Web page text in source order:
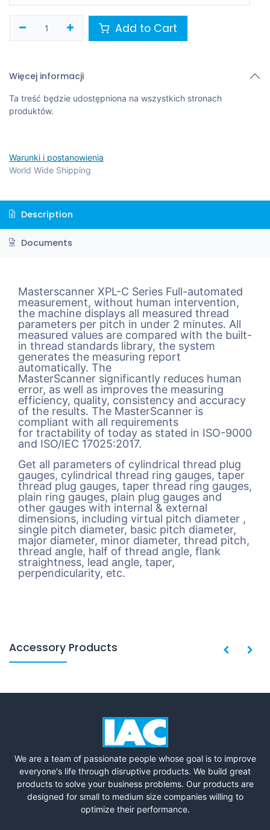
Add to Cart
Więcej informacji
Ta treść będzie udostępniona na wszystkich stronach
produktów.
Warunki i postanowienia
World Wide Shipping
Description
Documents
Masterscanner XPL-C Series Full-automated
measurement, without human intervention,
the machine displays all measured thread
parameters per pitch in under 2 minutes. All
measured values are compared with the built-
in thread standards library, the system
generates the measuring report
automatically. The
MasterScanner significantly reduces human
error, as well as improves the measuring
efficiency, quality, consistency and accuracy
of the results. The MasterScanner is
compliant with all requirements
for tractability of today as stated in ISO-9000
and ISO/IEC 17025:2017.
Get all parameters of cylindrical thread plug
gauges, cylindrical thread ring gauges, taper
thread plug gauges, taper thread ring gauges,
plain ring gauges, plain plug gauges and
other gauges with internal & external
dimensions, including virtual pitch diameter ,
single pitch diameter, basic pitch diameter,
major diameter, minor diameter, thread pitch,
thread angle, half of thread angle, flank
straightness, lead angle, taper,
perpendicularity, etc.
Accessory Products
We are a team of passionate people whose goal is to improve
everyone's life through disruptive products. We build great
products to solve your business problems. Our products are
designed for small to medium size companies willing to
optimize their performance.